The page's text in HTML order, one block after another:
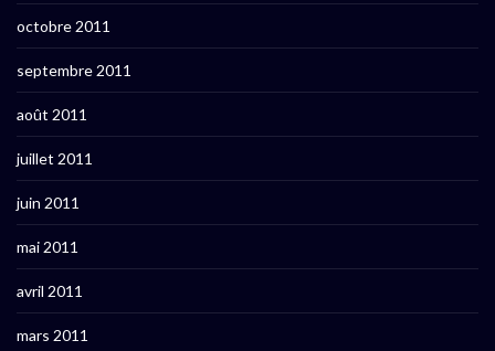
octobre 2011
septembre 2011
août 2011
juillet 2011
juin 2011
mai 2011
avril 2011
mars 2011